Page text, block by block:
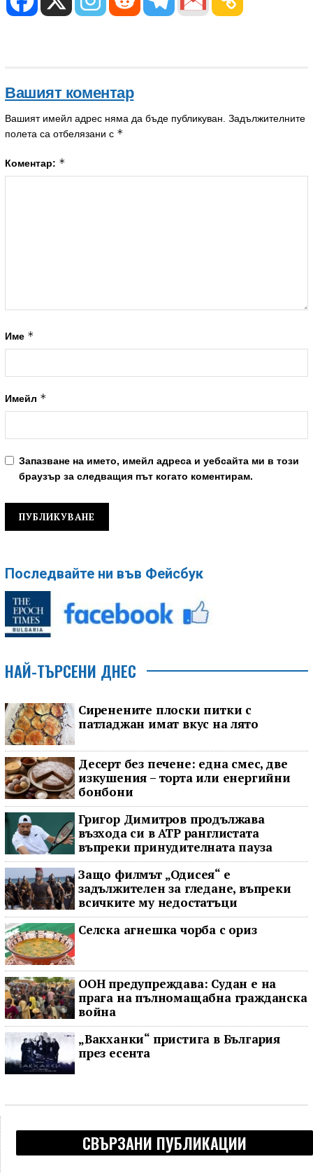
Вашият коментар
Вашият имейл адрес няма да бъде публикуван. Задължителните
полета са отбелязани с *
Коментар: *
Име *
Имейл *
Запазване на името, имейл адреса и уебсайта ми в този
браузър за следващия път когато коментирам.
Последвайте ни във Фейсбук
НАЙ-ТЪРСЕНИ ДНЕС
Сиренените плоски питки с
патладжан имат вкус на лято
Десерт без печене: една смес, две
изкушения – торта или енергийни
бонбони
Григор Димитров продължава
възхода си в ATP ранглистата
въпреки принудителната пауза
Защо филмът „Одисея“ е
задължителен за гледане, въпреки
всичките му недостатъци
Селска агнешка чорба с ориз
ООН предупреждава: Судан е на
прага на пълномащабна гражданска
война
„Вакханки“ пристига в България
през есента
СВЪРЗАНИ ПУБЛИКАЦИИ